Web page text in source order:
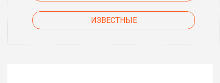
ИЗВЕСТНЫЕ